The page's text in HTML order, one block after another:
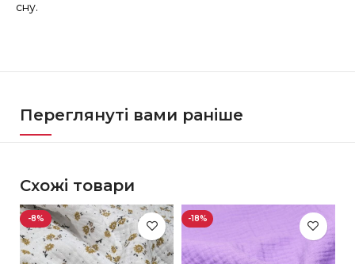
сну.
Переглянуті вами раніше
Схожі товари
-8% -18%